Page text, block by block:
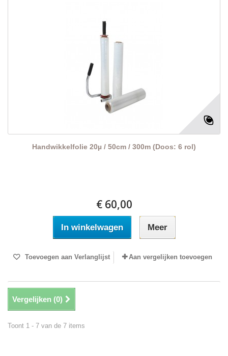
Handwikkelfolie 20µ / 50cm / 300m (Doos: 6 rol)
€ 60,00
In winkelwagen Meer
Toevoegen aan Verlanglijst Aan vergelijken toevoegen
Vergelijken (0)
Toont 1 - 7 van de 7 items